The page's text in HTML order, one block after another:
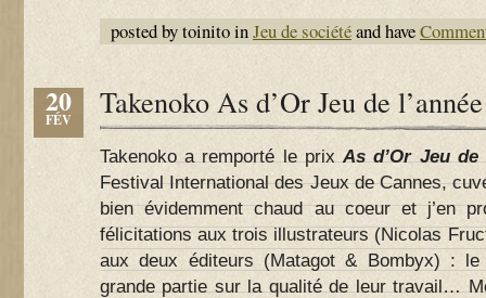
posted by toinito inJeu de sociétéand have
20
FÉV Takenoko As d’Or Jeu de
Takenoko a remporté le prixAs d’Or Jeu de
Festival International des Jeux de Cannes,
bien évidemment chaud au coeur et j’en
félicitations aux trois illustrateurs (Nicolas
aux deux éditeurs (Matagot & Bombyx) :
grande partie sur la qualité de leur travail…